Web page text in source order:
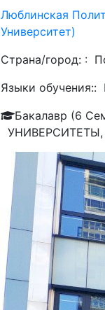
Люблинская
Университет)
Страна/город: :
Языки обучения::
Бакалавр (6